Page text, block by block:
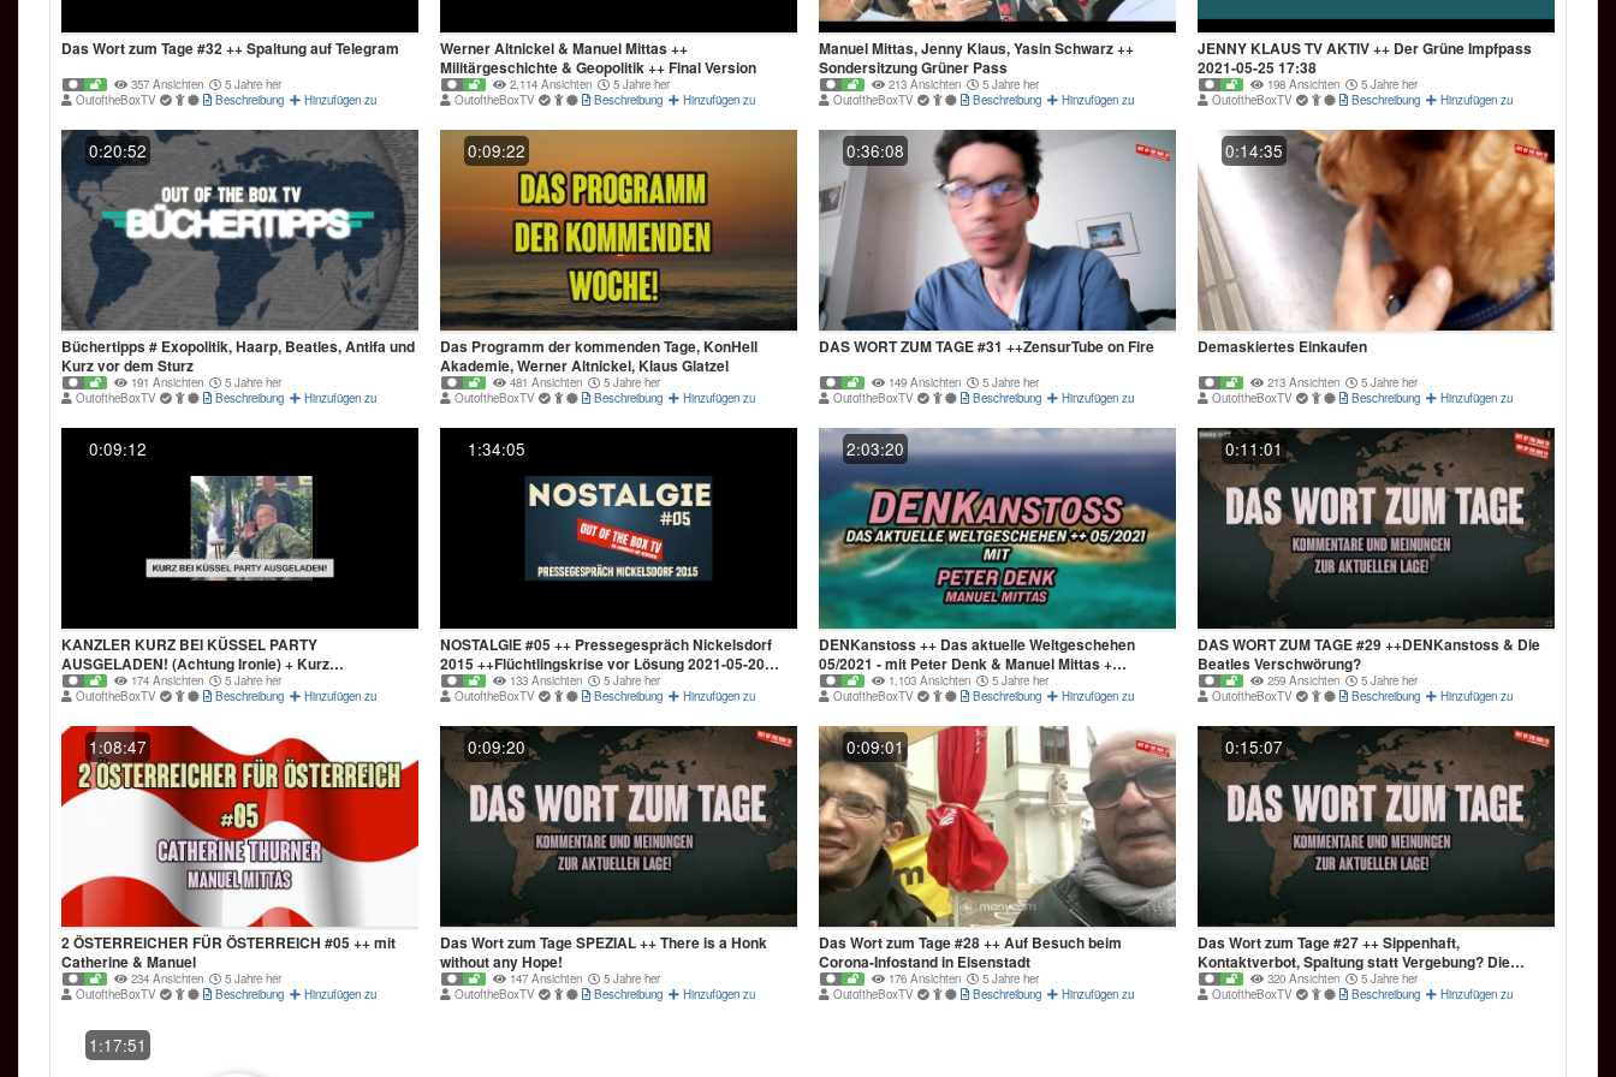
Das Wort zum Tage #32 ++ Spaltung auf Telegram
357 Ansichten
5 Jahre her
OutoftheBoxTV
Beschreibung Hinzufügen zu
Werner Altnickel & Manuel Mittas ++
Militärgeschichte & Geopolitik ++ Final Version
2,114 Ansichten
5 Jahre her
OutoftheBoxTV
Beschreibung Hinzufügen zu
Manuel Mittas, Jenny Klaus, Yasin Schwarz ++
Sondersitzung Grüner Pass
213 Ansichten
5 Jahre her
OutoftheBoxTV
Beschreibung Hinzufügen zu
JENNY KLAUS TV AKTIV ++ Der Grüne Impfpass
2021-05-25 17:38
198 Ansichten
5 Jahre her
OutoftheBoxTV
Beschreibung Hinzufügen zu
0:20:52
Büchertipps # Exopolitik, Haarp, Beatles, Antifa und
Kurz vor dem Sturz
191 Ansichten
5 Jahre her
OutoftheBoxTV
Beschreibung Hinzufügen zu
0:09:22
Das Programm der kommenden Tage, KonHell
Akademie, Werner Altnickel, Klaus Glatzel
481 Ansichten
5 Jahre her
OutoftheBoxTV
Beschreibung Hinzufügen zu
0:36:08
DAS WORT ZUM TAGE #31 ++ZensurTube on Fire
149 Ansichten
5 Jahre her
OutoftheBoxTV
Beschreibung Hinzufügen zu
0:14:35
Demaskiertes Einkaufen
213 Ansichten
5 Jahre her
OutoftheBoxTV
Beschreibung Hinzufügen zu
0:09:12
KANZLER KURZ BEI KÜSSEL PARTY
AUSGELADEN! (Achtung Ironie) + Kurz
Liebeserklärung an China
174 Ansichten
5 Jahre her
OutoftheBoxTV
Beschreibung Hinzufügen zu
1:34:05
NOSTALGIE #05 ++ Pressegespräch Nickelsdorf
2015 ++Flüchtlingskrise vor Lösung 2021-05-20
18:14
133 Ansichten
5 Jahre her
OutoftheBoxTV
Beschreibung Hinzufügen zu
2:03:20
DENKanstoss ++ Das aktuelle Weltgeschehen
05/2021 - mit Peter Denk & Manuel Mittas +
ROHFASSUNG1,103 Ansichten
5 Jahre her
OutoftheBoxTV
Beschreibung Hinzufügen zu
0:11:01
DAS WORT ZUM TAGE #29 ++DENKanstoss & Die
Beatles Verschwörung?
259 Ansichten
5 Jahre her
OutoftheBoxTV
Beschreibung Hinzufügen zu
1:08:47
2 ÖSTERREICHER FÜR ÖSTERREICH #05 ++ mit
Catherine & Manuel
234 Ansichten
5 Jahre her
OutoftheBoxTV
Beschreibung Hinzufügen zu
0:09:20
Das Wort zum Tage SPEZIAL ++ There is a Honk
without any Hope!
147 Ansichten
5 Jahre her
OutoftheBoxTV
Beschreibung Hinzufügen zu
0:09:01
Das Wort zum Tage #28 ++ Auf Besuch beim
Corona-Infostand in Eisenstadt
176 Ansichten
5 Jahre her
OutoftheBoxTV
Beschreibung Hinzufügen zu
0:15:07
Das Wort zum Tage #27 ++ Sippenhaft,
Kontaktverbot, Spaltung statt Vergebung? Die
Causa KÜSSEL und mehr!
320 Ansichten
5 Jahre her
OutoftheBoxTV
Beschreibung Hinzufügen zu
1:17:51